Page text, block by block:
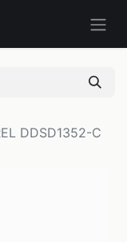
DDSD1352-C